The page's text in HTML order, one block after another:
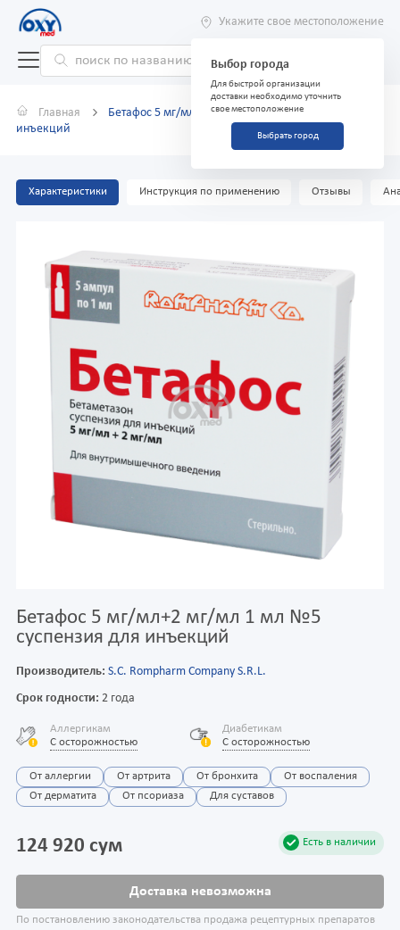
Укажите свое местоположение
Выбор города
Для быстрой организации
доставки необходимо уточнить
свое местоположение
Выбрать город
Главная
Бетафос 5 мг/мл+2 мг/мл 1 мл №5 суспензия для
инъекций
Характеристики Инструкция по применению Отзывы
Бетафос 5 мг/мл+2 мг/мл 1 мл №5
суспензия для инъекций
Производитель: S.C. Rompharm Company S.R.L.
Срок годности: 2 года
Аллергикам
С осторожностью
Диабетикам
С осторожностью
От аллергии От артрита От бронхита
От воспаления
От дерматита
От псориаза Для суставов
Есть в наличии
124 920 сум
Доставка невозможна
По постановлению законодательства продажа рецептурных препаратов